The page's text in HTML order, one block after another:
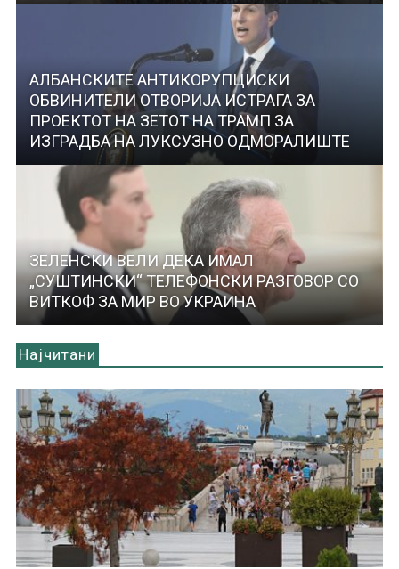
АЛБАНСКИТЕ АНТИКОРУПЦИСКИ
ОБВИНИТЕЛИ ОТВОРИЈА ИСТРАГА ЗА
ПРОЕКТОТ НА ЗЕТОТ НА ТРАМП ЗА
ИЗГРАДБА НА ЛУКСУЗНО ОДМОРАЛИШТЕ
ЗЕЛЕНСКИ ВЕЛИ ДЕКА ИМАЛ
„СУШТИНСКИ“ ТЕЛЕФОНСКИ РАЗГОВОР СО
ВИТКОФ ЗА МИР ВО УКРАИНА
Најчитани